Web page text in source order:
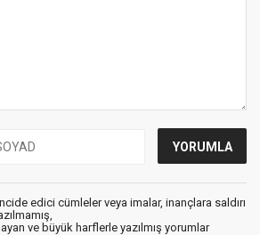
edici cümleler veya imalar, inançlara saldırı
ve büyük harflerle yazılmış yorumlar